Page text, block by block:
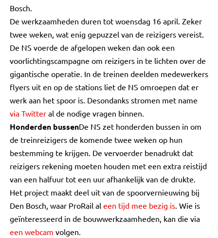
Bosch.
De werkzaamheden duren tot woensdag 16 april. Zeker
twee weken, wat enig gepuzzel van de reizigers vereist.
De NS voerde de afgelopen weken dan ook een
voorlichtingscampagne om reizigers in te lichten over de
gigantische operatie. In de treinen deelden medewerkers
flyers uit en op de stations liet de NS omroepen dat er
werk aan het spoor is. Desondanks stromen met name
via Twitter al de nodige vragen binnen.
Honderden bussenDe NS zet honderden bussen in om
de treinreizigers de komende twee weken op hun
bestemming te krijgen. De vervoerder benadrukt dat
reizigers rekening moeten houden met een extra reistijd
van een halfuur tot een uur afhankelijk van de drukte.
Het project maakt deel uit van de spoorvernieuwing bij
Den Bosch, waar ProRail al een tijd mee bezig is. Wie is
geïnteresseerd in de bouwwerkzaamheden, kan die via
een webcam volgen.